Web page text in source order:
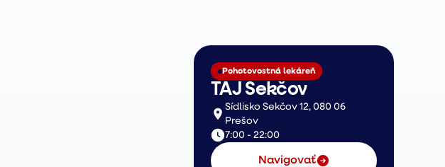
Pohotovostná lekáreň
TAJ Sekčov
Sídlisko Sekčov 12, 080 06
Prešov
7:00 - 22:00
Navigovať